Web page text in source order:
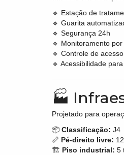
🔹 Estação de
🔹 Guarita
🔹 Segurança 24h
🔹 Monitoramento
🔹 Controle de
🔹 Acessibilidade
🏭
Projetado para
📦 Classificação: J4
📏 Pé-direito livre:
🏗 Piso industrial: 5